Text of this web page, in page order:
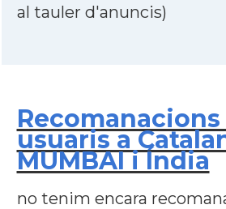
al tauler d'anuncis)
usuaris a
MUMBAI i Índia
no tenim encara